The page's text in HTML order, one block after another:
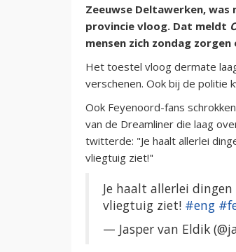
Zeeuwse Deltawerken,
provincie vloog. Dat meldt
mensen zich zondag
Het toestel vloog dermate
verschenen. Ook bij de politie
Ook Feyenoord-fans
van de Dreamliner die laag
twitterde: "Je haalt allerlei
vliegtuig ziet!"
Je haalt allerlei
vliegtuig ziet! #eng
— Jasper van Eldik